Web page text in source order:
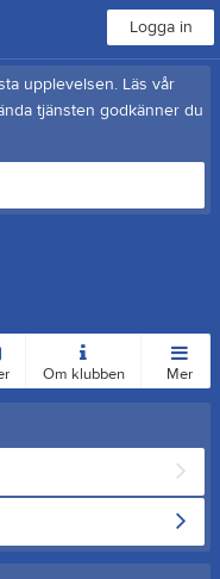
Logga in
upplevelsen. Läs vår
tjänsten godkänner du
Om klubben Mer